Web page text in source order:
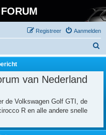
Aanmelden
Registreer
o
van Nederland
de Volkswagen Golf GTI, de
R en alle andere snelle